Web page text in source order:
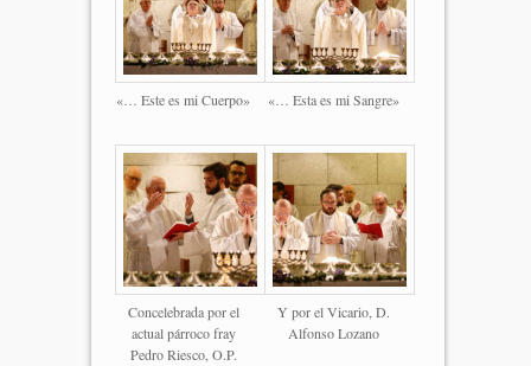
«… Este es mi Cuerpo» «… Esta es mi Sangre»
Concelebrada por el
actual párroco fray
Pedro Riesco, O.P.
Y por el Vicario, D.
Alfonso Lozano